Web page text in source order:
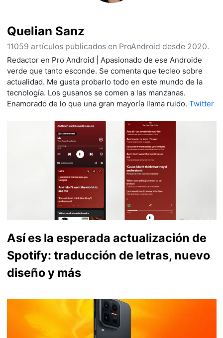
Quelian Sanz
11059 artículos publicados en ProAndroid desde 2020.
Redactor en Pro Android | Apasionado de ese Androide
verde que tanto esconde. Se comenta que tecleo sobre
actualidad. Me gusta probarlo todo en este mundo de la
tecnología. Los gusanos se comen a las manzanas.
Enamorado de lo que una gran mayoría llama ruido. Twitter
Así es la esperada actualización de
Spotify: traducción de letras, nuevo
diseño y más